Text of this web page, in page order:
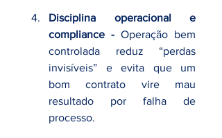
Disciplina operacional e
compliance - Operação bem
controlada reduz “perdas
invisíveis” e evita que um
bom contrato vire mau
resultado por falha de
processo.